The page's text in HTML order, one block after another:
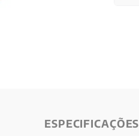
ESPECIFICAÇÕES